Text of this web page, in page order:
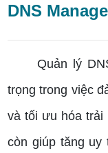
DNS
Quản lý
trọng trong việc
và tối ưu hóa
còn giúp tăng